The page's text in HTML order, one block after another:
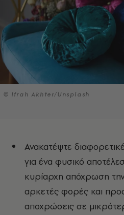
© Ifrah Akhter/Unsplash
Ανακατέψτε
για ένα φυσικό
κυρίαρχη απόχρωση
αρκετές φορές και
αποχρώσεις σε